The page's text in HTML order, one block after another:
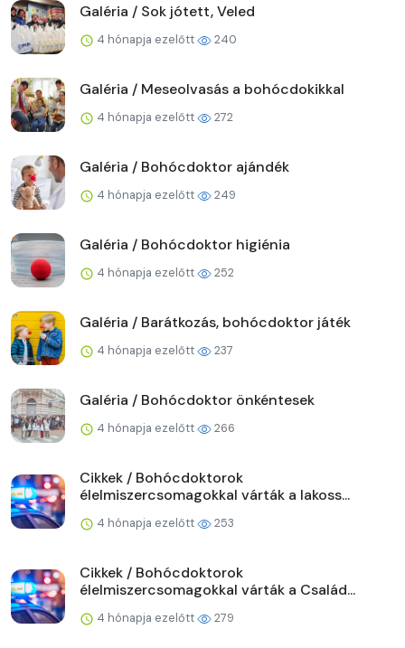
Galéria / Sok jótett, Veled
4 hónapja ezelőtt 240
Galéria / Meseolvasás a bohócdokikkal
4 hónapja ezelőtt 272
Galéria / Bohócdoktor ajándék
4 hónapja ezelőtt 249
Galéria / Bohócdoktor higiénia
4 hónapja ezelőtt 252
Galéria / Barátkozás, bohócdoktor játék
4 hónapja ezelőtt 237
Galéria / Bohócdoktor önkéntesek
4 hónapja ezelőtt 266
Cikkek / Bohócdoktorok
élelmiszercsomagokkal várták a lakoss...
4 hónapja ezelőtt 253
Cikkek / Bohócdoktorok
élelmiszercsomagokkal várták a Család...
4 hónapja ezelőtt 279